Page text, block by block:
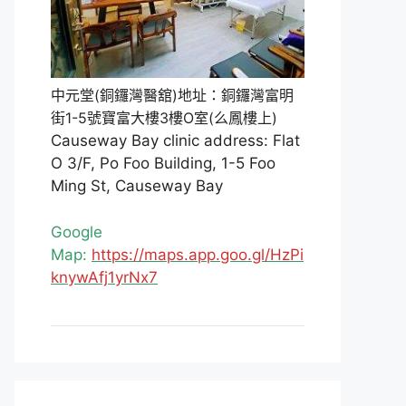
中元堂(銅鑼灣醫舘)地址：銅鑼灣富明
街1-5號寶富大樓3樓O室(么鳳樓上)
Causeway Bay clinic address: Flat
O 3/F, Po Foo Building, 1-5 Foo
Ming St, Causeway Bay
Google
Map: https://maps.app.goo.gl/HzPi
knywAfj1yrNx7